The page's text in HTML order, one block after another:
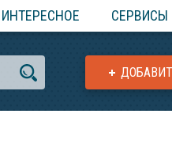
ИНТЕРЕСНОЕ СЕРВИСЫ